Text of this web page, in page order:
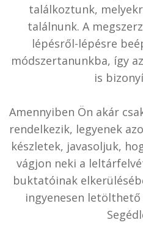
találkoztunk,
találnunk. A
lépésről-lépésre
módszertanunkba, így
is
Amennyiben Ön akár
rendelkezik, legyenek
készletek, javasoljuk,
vágjon neki a
buktatóinak
ingyenesen